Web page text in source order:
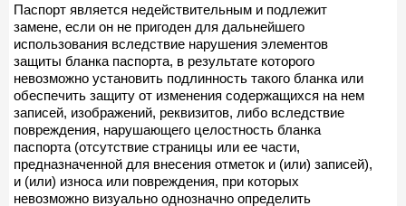
Паспорт является недействительным и подлежит
замене, если он не пригоден для дальнейшего
использования вследствие нарушения элементов
защиты бланка паспорта, в результате которого
невозможно установить подлинность такого бланка или
обеспечить защиту от изменения содержащихся на нем
записей, изображений, реквизитов, либо вследствие
повреждения, нарушающего целостность бланка
паспорта (отсутствие страницы или ее части,
предназначенной для внесения отметок и (или) записей),
и (или) износа или повреждения, при которых
невозможно визуально однозначно определить